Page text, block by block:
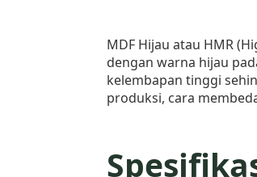
MDF Hijau atau HMR
dengan warna hijau
kelembapan tinggi
produksi, cara